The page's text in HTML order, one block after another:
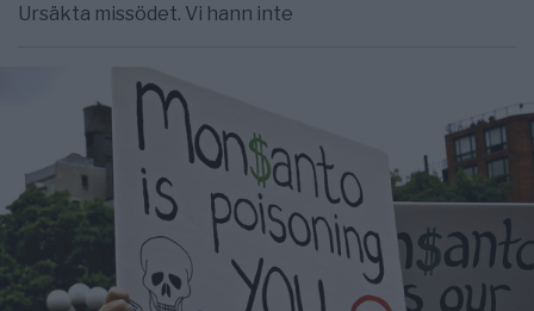
Ursäkta missödet. Vi hann inte